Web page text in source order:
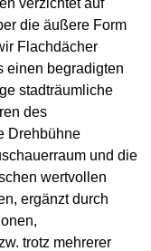
die äußere Form
Flachdächer
einen begradigten
stadträumliche
des
Drehbühne
und die
wertvollen
ergänzt durch
trotz mehrerer